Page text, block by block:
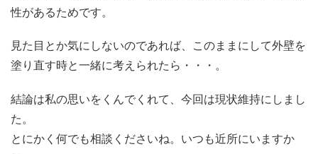
性があるためです。
見た目とか気にしないのであれば、このままにして外壁を
塗り直す時と一緒に考えられたら・・・。
結論は私の思いをくんでくれて、今回は現状維持にしまし
た。
とにかく何でも相談くださいね。いつも近所にいますか